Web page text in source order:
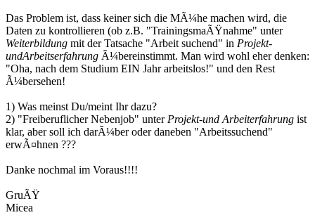
Das Problem ist, dass keiner sich die MÃ¼he machen wird, die
Daten zu kontrollieren (ob z.B. "TrainingsmaÃŸnahme" unter
Weiterbildung mit der Tatsache "Arbeit suchend" in Projekt-
undArbeitserfahrung Ã¼bereinstimmt. Man wird wohl eher denken:
"Oha, nach dem Studium EIN Jahr arbeitslos!" und den Rest
Ã¼bersehen!
1) Was meinst Du/meint Ihr dazu?
2) "Freiberuflicher Nebenjob" unterProjekt-und Arbeiterfahrung ist
klar, aber soll ich darÃ¼ber oder daneben "Arbeitssuchend"
erwÃ¤hnen ???
Danke nochmal im Voraus!!!!
GruÃŸ
Micea